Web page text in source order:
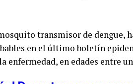
transmisor de dengue,
en el último boletín
enfermedad, en edades entre